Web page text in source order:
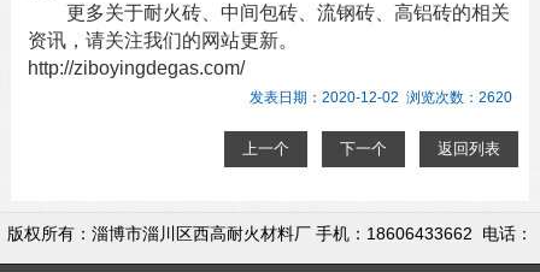
更多关于耐火砖、 中间包砖、 流钢砖、 高铝砖的相关
资讯，请关注我们的网站更新。
http://ziboyingdegas.com/
发表日期：2020-12-02 浏览次数：2620
上一个 下一个 返回列表
版权所有：淄博市淄川区西高耐火材料厂 手机：18606433662 电话：